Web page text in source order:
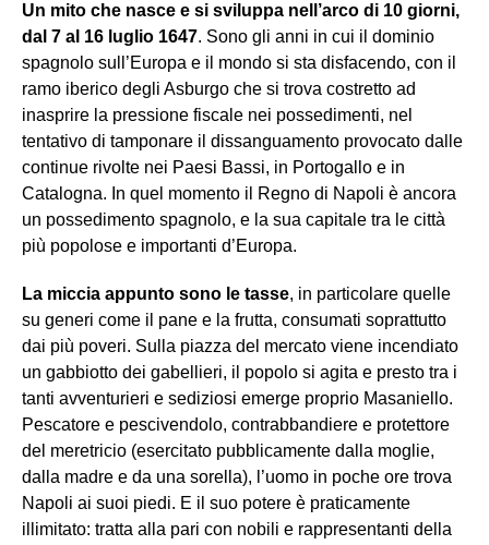
Un mito che nasce e si sviluppa nell’arco di 10 giorni,
dal 7 al 16 luglio 1647. Sono gli anni in cui il dominio
spagnolo sull’Europa e il mondo si sta disfacendo, con il
ramo iberico degli Asburgo che si trova costretto ad
inasprire la pressione fiscale nei possedimenti, nel
tentativo di tamponare il dissanguamento provocato dalle
continue rivolte nei Paesi Bassi, in Portogallo e in
Catalogna. In quel momento il Regno di Napoli è ancora
un possedimento spagnolo, e la sua capitale tra le città
più popolose e importanti d’Europa.
La miccia appunto sono le tasse, in particolare quelle
su generi come il pane e la frutta, consumati soprattutto
dai più poveri. Sulla piazza del mercato viene incendiato
un gabbiotto dei gabellieri, il popolo si agita e presto tra i
tanti avventurieri e sediziosi emerge proprio Masaniello.
Pescatore e pescivendolo, contrabbandiere e protettore
del meretricio (esercitato pubblicamente dalla moglie,
dalla madre e da una sorella), l’uomo in poche ore trova
Napoli ai suoi piedi. E il suo potere è praticamente
illimitato: tratta alla pari con nobili e rappresentanti della